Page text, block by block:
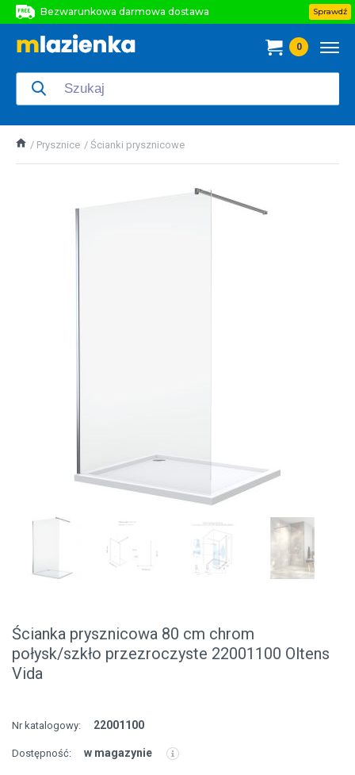
Bezwarunkowa darmowa dostawa
Bezwarunkowa darmowa dostawa
Sprawdź
0
Prysznice Ścianki prysznicowe
Ścianka prysznicowa 80 cm chrom
połysk/szkło przezroczyste 22001100 Oltens
Vida
Nr katalogowy: 22001100
Dostępność: w magazynie